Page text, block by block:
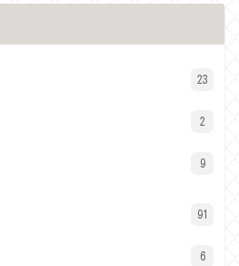
23
2
9
91
6